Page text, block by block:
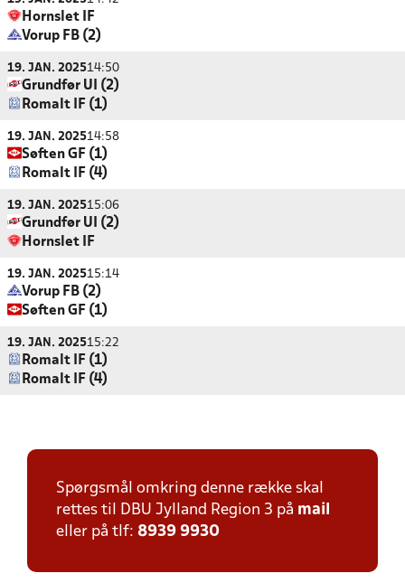
Hornslet IF
Vorup FB (2)
19. JAN. 202514:50
Grundfør UI (2)
Romalt IF (1)
19. JAN. 202514:58
Søften GF (1)
Romalt IF (4)
19. JAN. 202515:06
Grundfør UI (2)
Hornslet IF
19. JAN. 202515:14
Vorup FB (2)
Søften GF (1)
19. JAN. 202515:22
Romalt IF (1)
Romalt IF (4)
Spørgsmål omkring denne række skal
rettes til DBU Jylland Region 3 på mail
eller på tlf: 8939 9930